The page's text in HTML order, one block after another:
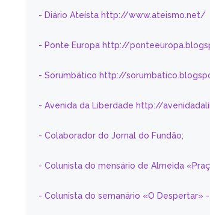
- Diário Ateísta http://www.ateismo.net/
- Ponte Europa http://
- Sorumbático http://
- Avenida da Liberdade http://
- Colaborador do Jornal do Fundão;
- Colunista do mensário de Almeida
- Colunista do semanário «O Despertar»